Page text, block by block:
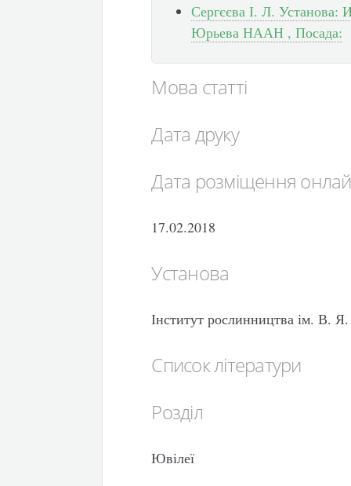
Сергєєва І. Л. Установа:
Юрьева НААН , Посада:
Мова статті
Дата друку
Дата розміщення
17.02.2018
Установа
Інститут рослинництва ім.
Список літератури
Розділ
Ювілеї